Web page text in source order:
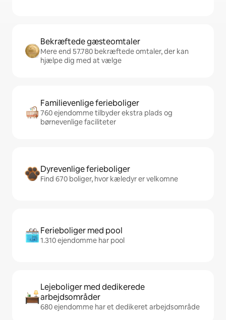
Bekræftede gæsteomtaler
Mere end 57.780 bekræftede omtaler, der kan
hjælpe dig med at vælge
Familievenlige ferieboliger
760 ejendomme tilbyder ekstra plads og
børnevenlige faciliteter
Dyrevenlige ferieboliger
Find 670 boliger, hvor kæledyr er velkomne
Ferieboliger med pool
1.310 ejendomme har pool
Lejeboliger med dedikerede
arbejdsområder
680 ejendomme har et dedikeret arbejdsområde